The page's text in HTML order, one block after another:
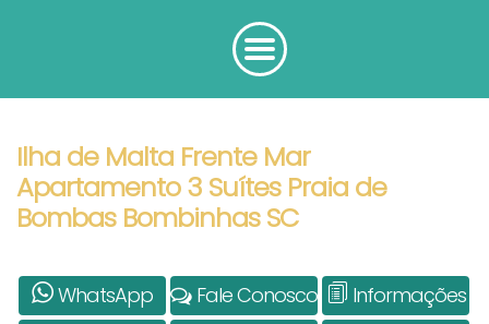
Ilha de Malta Frente Mar
Apartamento 3 Suítes Praia de
Bombas Bombinhas SC
WhatsApp Fale Conosco
Informações